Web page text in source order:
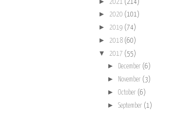
2021 (214)
► 2020 (101)
► 2019 (74)
► 2018 (60)
▼ 2017 (55)
► December (6)
► November (3)
► October (6)
► September (1)